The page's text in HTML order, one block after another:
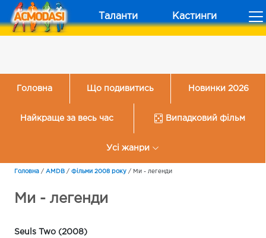
Таланти Кастинги
Головна Що подивитись Новинки 2026
Найкраще за весь час Випадковий фільм
Усі жанри
Головна / AMDB / Фільми 2008 року / Ми - легенди
Ми - легенди
Seuls Two (2008)